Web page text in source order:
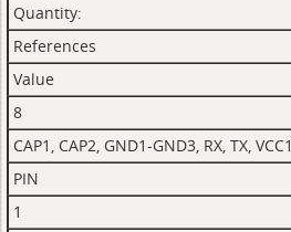
Quantity:
References
Value
8
CAP1, CAP2, GND1-GND3, RX, TX, VCC1
PIN
1